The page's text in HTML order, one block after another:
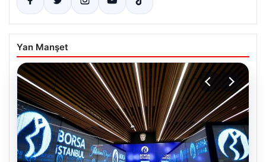
Yan Manşet